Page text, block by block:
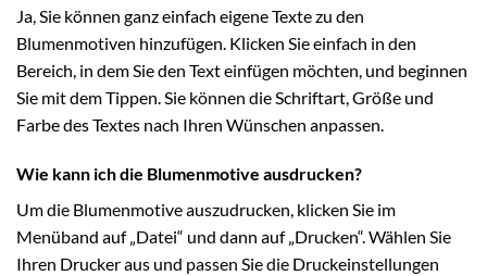
Ja, Sie können ganz einfach eigene Texte zu den
Blumenmotiven hinzufügen. Klicken Sie einfach in den
Bereich, in dem Sie den Text einfügen möchten, und beginnen
Sie mit dem Tippen. Sie können die Schriftart, Größe und
Farbe des Textes nach Ihren Wünschen anpassen.
Wie kann ich die Blumenmotive ausdrucken?
Um die Blumenmotive auszudrucken, klicken Sie im
Menüband auf „Datei“ und dann auf „Drucken“. Wählen Sie
Ihren Drucker aus und passen Sie die Druckeinstellungen